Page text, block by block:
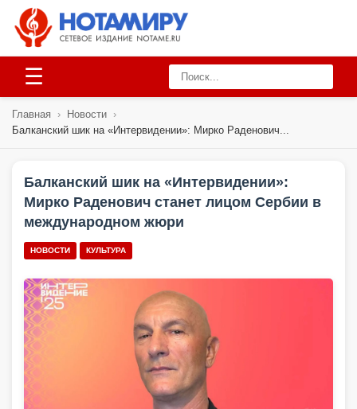
☰
Главная › Новости ›
Балканский шик на «Интервидении»: Мирко Раденович...
Балканский шик на «Интервидении»:
Мирко Раденович станет лицом Сербии в
международном жюри
НОВОСТИ КУЛЬТУРА